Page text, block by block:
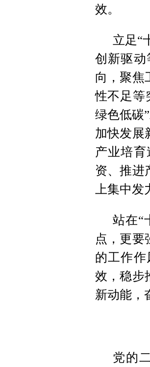
效。
立足“
创新驱
向 ， 聚焦
性不足等
绿色低碳
加快发展
产业培
资、推进
上集中发
站在“
点 ， 更要
的工作
效 ，稳步
新动能，
党的